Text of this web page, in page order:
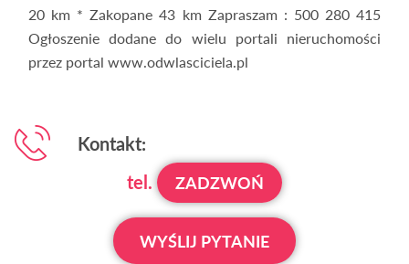
20 km * Zakopane 43 km Zapraszam : 500 280 415
Ogłoszenie dodane do wielu portali nieruchomości
przez portal www.odwlasciciela.pl
Kontakt:
tel.
ZADZWOŃ
WYŚLIJ PYTANIE